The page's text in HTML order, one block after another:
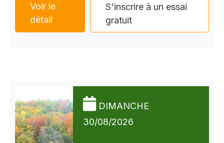
Voir le
détail
S'inscrire à un essai
gratuit
DIMANCHE
30/08/2026